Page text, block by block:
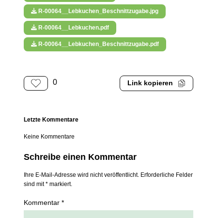
R-00064__Lebkuchen_Beschnittzugabe.jpg
R-00064__Lebkuchen.pdf
R-00064__Lebkuchen_Beschnittzugabe.pdf
0 Link kopieren
Letzte Kommentare
Keine Kommentare
Schreibe einen Kommentar
Ihre E-Mail-Adresse wird nicht veröffentlicht. Erforderliche Felder
sind mit * markiert.
Kommentar *